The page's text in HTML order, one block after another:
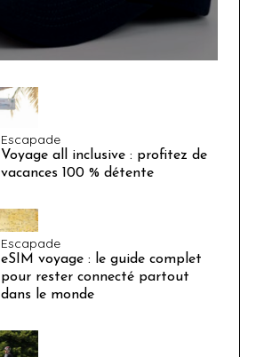
Escapade
Voyage all inclusive : profitez de
vacances 100 % détente
Escapade
eSIM voyage : le guide complet
pour rester connecté partout
dans le monde